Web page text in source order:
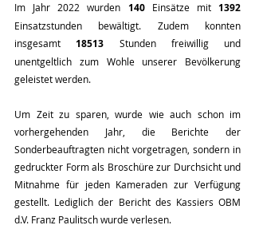
Im Jahr 2022 wurden 140 Einsätze mit 1392
Einsatzstunden bewältigt. Zudem konnten
insgesamt 18513 Stunden freiwillig und
unentgeltlich zum Wohle unserer Bevölkerung
geleistet werden.
Um Zeit zu sparen, wurde wie auch schon im
vorhergehenden Jahr, die Berichte der
Sonderbeauftragten nicht vorgetragen, sondern in
gedruckter Form als Broschüre zur Durchsicht und
Mitnahme für jeden Kameraden zur Verfügung
gestellt. Lediglich der Bericht des Kassiers OBM
d.V. Franz Paulitsch wurde verlesen.